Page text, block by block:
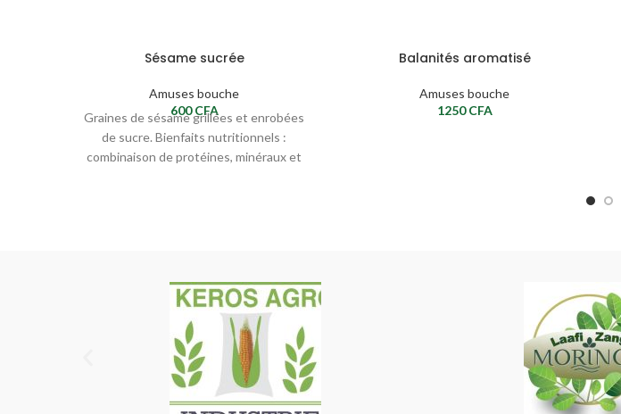
Sésame sucrée
Amuses bouche
600CFA
Graines de sésame grillées et enrobées
de sucre. Bienfaits nutritionnels :
combinaison de protéines, minéraux et
Balanités aromatisé
Amuses bouche
1250CFA